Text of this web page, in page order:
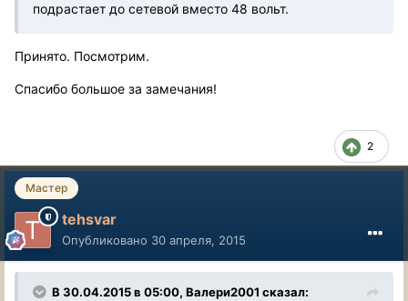
подрастает до сетевой вместо 48 вольт.
Принято. Посмотрим.
Спасибо большое за замечания!
2
Мастер
tehsvar
Опубликовано 30 апреля, 2015
В 30.04.2015 в 05:00, Валери2001 сказал: